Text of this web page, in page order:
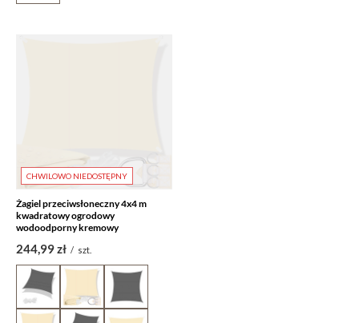
CHWILOWO NIEDOSTĘPNY
Żagiel przeciwsłoneczny 4x4 m
kwadratowy ogrodowy
wodoodporny kremowy
244,99 zł / szt.